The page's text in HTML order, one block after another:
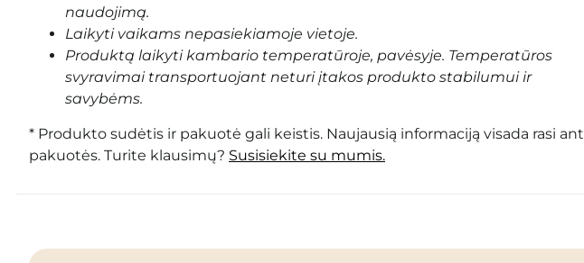
naudojimą.
Laikyti vaikams nepasiekiamoje vietoje.
Produktą laikyti kambario temperatūroje, pavėsyje. Temperatūros
svyravimai transportuojant neturi įtakos produkto stabilumui ir
savybėms.
* Produkto sudėtis ir pakuotė gali keistis. Naujausią informaciją visada rasi ant
pakuotės. Turite klausimų? Susisiekite su mumis.